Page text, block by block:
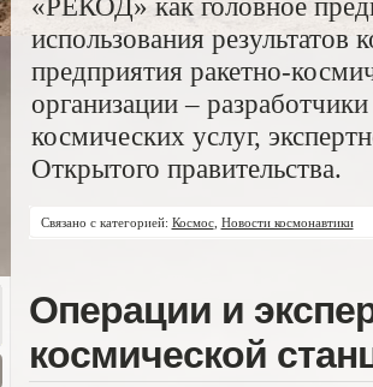
использования результатов
предприятия ракетно-
организации –
космических услуг,
Открытого правительства.
Связано с категорией: Космос, Новости космонавтики
Операции и
космической